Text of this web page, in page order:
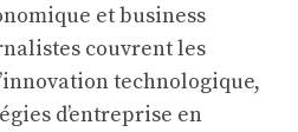
et business
couvrent les
technologique,
d’entreprise en